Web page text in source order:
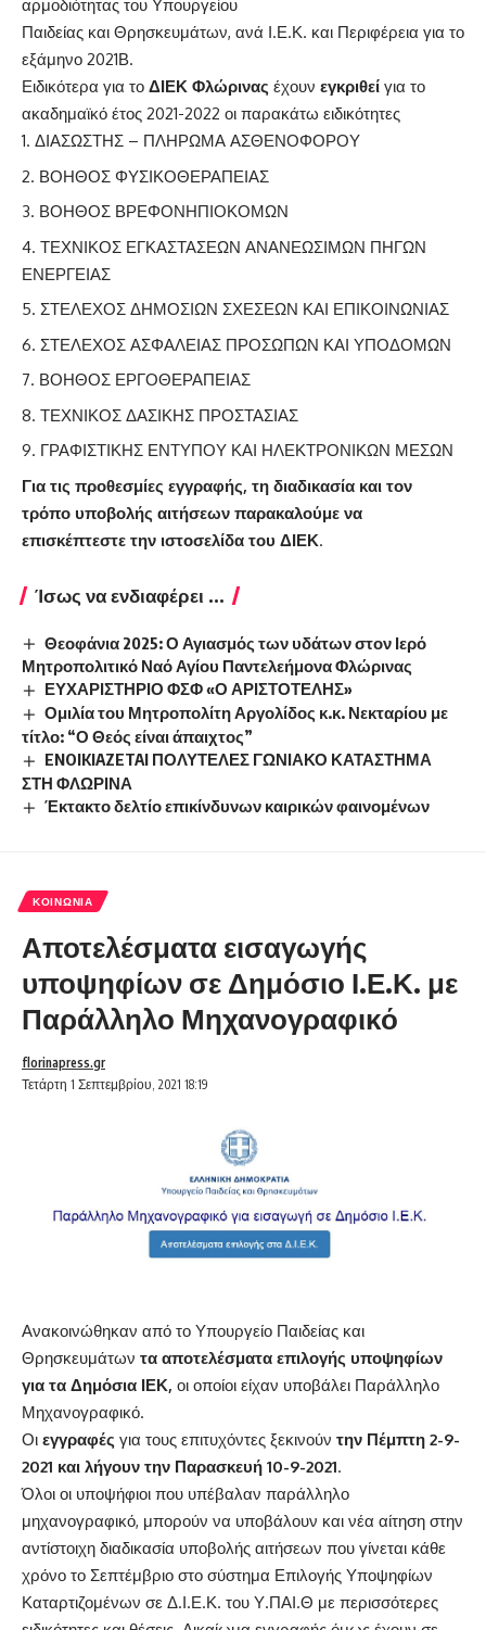
αρμοδιότητας του Υπουργείου
Παιδείας και Θρησκευμάτων, ανά Ι.Ε.Κ. και Περιφέρεια για το
εξάμηνο 2021Β.
Ειδικότερα για το ΔΙΕΚ Φλώρινας έχουν εγκριθεί για το
ακαδημαϊκό έτος 2021-2022 οι παρακάτω ειδικότητες
ΔΙΑΣΩΣΤΗΣ – ΠΛΗΡΩΜΑ ΑΣΘΕΝΟΦΟΡΟΥ
ΒΟΗΘΟΣ ΦΥΣΙΚΟΘΕΡΑΠΕΙΑΣ
ΒΟΗΘΟΣ ΒΡΕΦΟΝΗΠΙΟΚΟΜΩΝ
ΤΕΧΝΙΚΟΣ ΕΓΚΑΣΤΑΣΕΩΝ ΑΝΑΝΕΩΣΙΜΩΝ ΠΗΓΩΝ
ΕΝΕΡΓΕΙΑΣ
ΣΤΕΛΕΧΟΣ ΔΗΜΟΣΙΩΝ ΣΧΕΣΕΩΝ ΚΑΙ ΕΠΙΚΟΙΝΩΝΙΑΣ
ΣΤΕΛΕΧΟΣ ΑΣΦΑΛΕΙΑΣ ΠΡΟΣΩΠΩΝ ΚΑΙ ΥΠΟΔΟΜΩΝ
ΒΟΗΘΟΣ ΕΡΓΟΘΕΡΑΠΕΙΑΣ
ΤΕΧΝΙΚΟΣ ΔΑΣΙΚΗΣ ΠΡΟΣΤΑΣΙΑΣ
ΓΡΑΦΙΣΤΙΚΗΣ ΕΝΤΥΠΟΥ ΚΑΙ ΗΛΕΚΤΡΟΝΙΚΩΝ ΜΕΣΩΝ
Για τις προθεσμίες εγγραφής, τη διαδικασία και τον
τρόπο υποβολής αιτήσεων παρακαλούμε να
επισκέπτεστε την ιστοσελίδα του ΔΙΕΚ.
Ίσως να ενδιαφέρει ...
Θεοφάνια 2025: Ο Αγιασμός των υδάτων στον Ιερό
Μητροπολιτικό Ναό Αγίου Παντελεήμονα Φλώρινας
ΕΥΧΑΡΙΣΤΗΡΙΟ ΦΣΦ «Ο ΑΡΙΣΤΟΤΕΛΗΣ»
Ομιλία του Μητροπολίτη Αργολίδος κ.κ. Νεκταρίου με
τίτλο: “Ο Θεός είναι άπαιχτος”
ENOIKIAZETAI ΠΟΛΥΤΕΛΕΣ ΓΩΝΙΑΚΟ ΚΑΤΑΣΤΗΜΑ
ΣΤΗ ΦΛΩΡΙΝΑ
Έκτακτο δελτίο επικίνδυνων καιρικών φαινομένων
ΚΟΙΝΩΝΊΑ
Αποτελέσματα εισαγωγής
υποψηφίων σε Δημόσιο Ι.Ε.Κ. με
Παράλληλο Μηχανογραφικό
Τετάρτη 1 Σεπτεμβρίου, 2021 18:19
florinapress.gr
Ανακοινώθηκαν από το Υπουργείο Παιδείας και
Θρησκευμάτων τα αποτελέσματα επιλογής υποψηφίων
για τα Δημόσια ΙΕΚ, οι οποίοι είχαν υποβάλει Παράλληλο
Μηχανογραφικό.
Οι εγγραφές για τους επιτυχόντες ξεκινούν την Πέμπτη 2-9-
2021 και λήγουν την Παρασκευή 10-9-2021.
Όλοι οι υποψήφιοι που υπέβαλαν παράλληλο
μηχανογραφικό, μπορούν να υποβάλουν και νέα αίτηση στην
αντίστοιχη διαδικασία υποβολής αιτήσεων που γίνεται κάθε
χρόνο το Σεπτέμβριο στο σύστημα Επιλογής Υποψηφίων
Καταρτιζομένων σε Δ.Ι.Ε.Κ. του Υ.ΠΑΙ.Θ με περισσότερες